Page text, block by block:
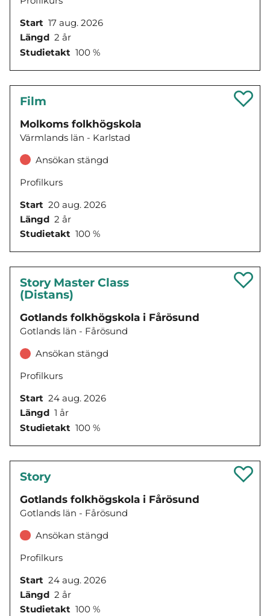
Start 17 aug. 2026
Längd 2 år
Studietakt 100 %
Film
Molkoms folkhögskola
Värmlands län - Karlstad
Ansökan stängd
Profilkurs
Start 20 aug. 2026
Längd 2 år
Studietakt 100 %
Story Master Class
(Distans)
Gotlands folkhögskola i Fårösund
Gotlands län - Fårösund
Ansökan stängd
Profilkurs
Start 24 aug. 2026
Längd 1 år
Studietakt 100 %
Story
Gotlands folkhögskola i Fårösund
Gotlands län - Fårösund
Ansökan stängd
Profilkurs
Start 24 aug. 2026
Längd 2 år
Studietakt 100 %